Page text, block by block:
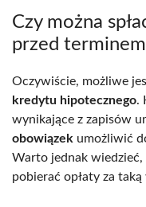
Czy można
przed
Oczywiście, możliwe
kredytu hipotecznego.
wynikające z zapisów
obowiązek umożliwić
Warto jednak
pobierać opłaty za taką